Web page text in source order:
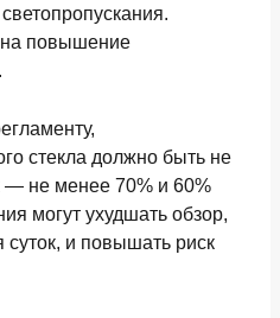
повышение
стекла должно быть не
— не менее 70% и 60%
могут ухудшать обзор,
и повышать риск